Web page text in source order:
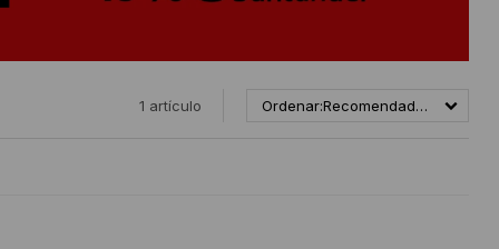
1 artículo Recomendados